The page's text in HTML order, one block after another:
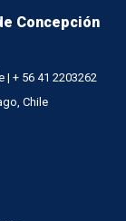
Concepción
| + 56 41 2203262
Chile